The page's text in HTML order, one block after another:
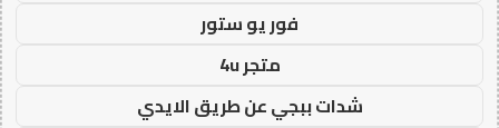
فور يو ستور
متجر 4u
شدات ببجي عن طريق الايدي